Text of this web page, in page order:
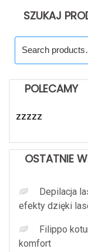
SZUKAJ
for:
POLECAMY
zzzzz
OSTATNIE
Depilacja
efekty dzięki
Filippo
komfort